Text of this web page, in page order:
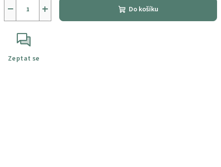
+
− Do košíku
Zeptat se